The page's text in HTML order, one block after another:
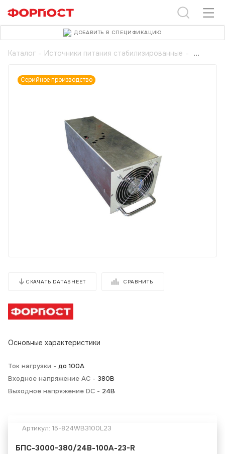
Каталог - Источники питания стабилизированные -
Серийное производство
СКАЧАТЬ DATASHEET СРАВНИТЬ
Основные характеристики
Ток нагрузки - до 100А
Входное напряжение AC - 380В
Выходное напряжение DC - 24В
Артикул: 15-824WB3100L23
БПС-3000-380/24В-100А-23-R
ДОБАВИТЬ В СПЕЦИФИКАЦИЮ